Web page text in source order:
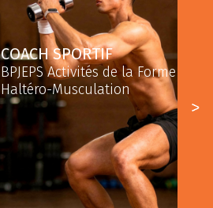
COACH SPORTIF
BPJEPS Activités de la Forme
Haltéro-Musculation